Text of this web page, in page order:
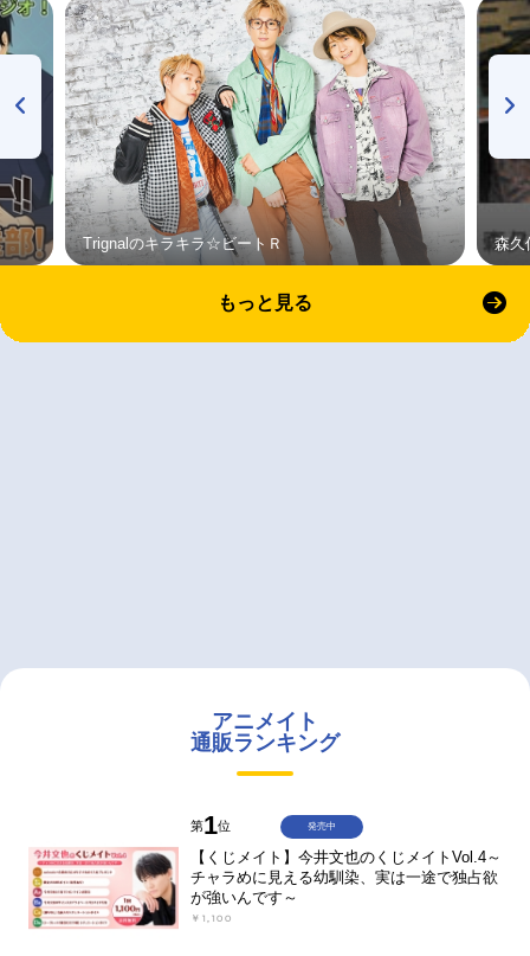
Trignalのキラキラ☆ビートＲ 森久
もっと見る
アニメイト
通販ランキング
第1位
【くじメイト】今井文也のくじメイトVol.4～
チャラめに見える幼馴染、実は一途で独占欲
が強いんです～
￥1,100
発売中